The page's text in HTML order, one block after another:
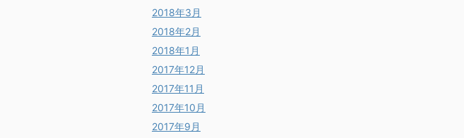
2018年3月
2018年2月
2018年1月
2017年12月
2017年11月
2017年10月
2017年9月